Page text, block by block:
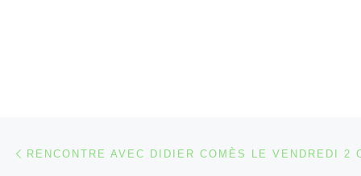
Parcourir les articles